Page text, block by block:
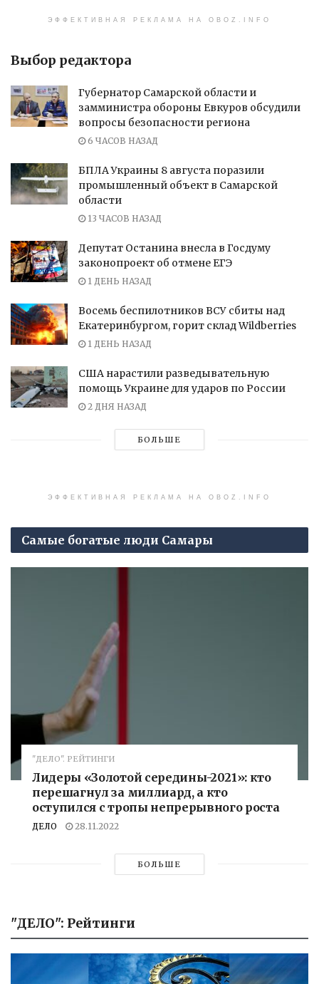
ЭФФЕКТИВНАЯ РЕКЛАМА НА OBOZ.INFO
Выбор редактора
Губернатор Самарской области и
замминистра обороны Евкуров обсудили
вопросы безопасности региона
6 ЧАСОВ НАЗАД
БПЛА Украины 8 августа поразили
промышленный объект в Самарской
области
13 ЧАСОВ НАЗАД
Депутат Останина внесла в Госдуму
законопроект об отмене ЕГЭ
1 ДЕНЬ НАЗАД
Восемь беспилотников ВСУ сбиты над
Екатеринбургом, горит склад Wildberries
1 ДЕНЬ НАЗАД
США нарастили разведывательную
помощь Украине для ударов по России
2 ДНЯ НАЗАД
БОЛЬШЕ
ЭФФЕКТИВНАЯ РЕКЛАМА НА OBOZ.INFO
Самые богатые люди Самары
"ДЕЛО". РЕЙТИНГИ
Лидеры «Золотой середины-2021»: кто
перешагнул за миллиард, а кто
оступился с тропы непрерывного роста
ДЕЛО 28.11.2022
БОЛЬШЕ
"ДЕЛО": Рейтинги